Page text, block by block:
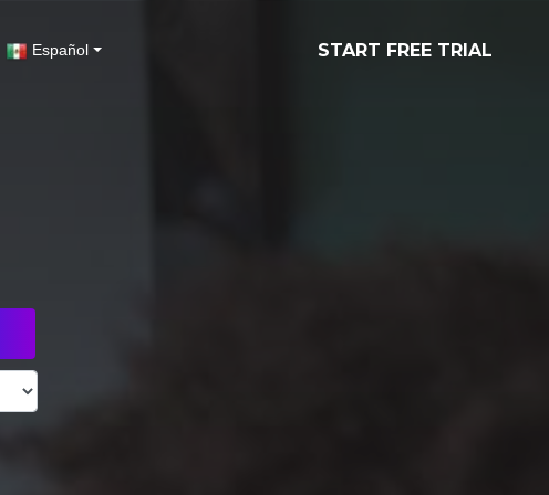
Español START FREE TRIAL